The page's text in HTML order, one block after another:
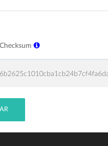
Checksum